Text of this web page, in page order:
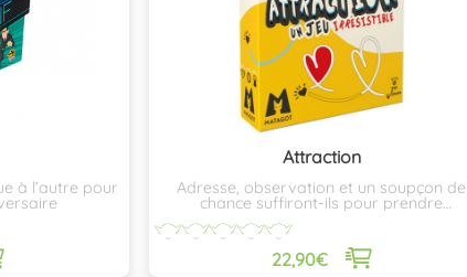
à l’autre pour
Attraction
Adresse, observation et un soupçon de
chance suffiront-ils pour prendre
22,90€